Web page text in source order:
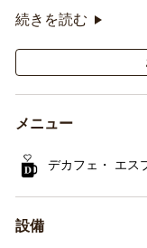
オリジナルシール
施！
続きを読む
メニュー
デカフェ・ エス
設備